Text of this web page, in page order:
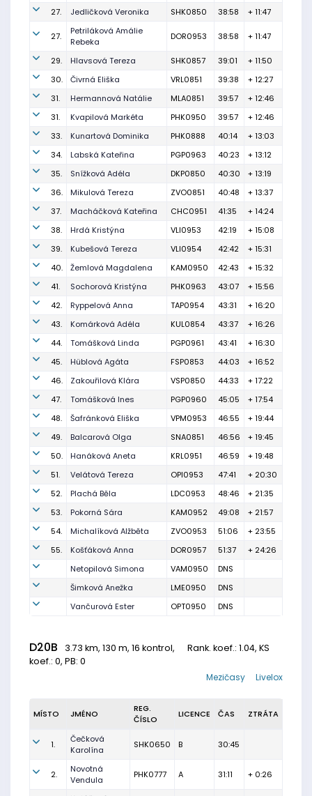
27.
Jedličková Veronika SHK0850 38:58 + 11:47
27.
Petriláková Amálie
Rebeka
DOR0953 38:58 + 11:47
29. Hlavsová Tereza SHK0857 39:01
+ 11:50
30.
Čivrná Eliška VRL0851 39:38
+ 12:27
31.
Hermannová Natálie MLA0851 39:57
+ 12:46
31.
Kvapilová Markéta PHK0950 39:57
+ 12:46
33.
Kunartová Dominika PHK0888 40:14
+ 13:03
34.
Labská Kateřina PGP0963 40:23
+ 13:12
35.
Snížková Adéla DKP0850 40:30
+ 13:19
36.
Mikulová Tereza ZVO0851 40:48
+ 13:37
37.
Macháčková Kateřina CHC0951 41:35
+ 14:24
38.
Hrdá Kristýna VLI0953 42:19
+ 15:08
39.
Kubešová Tereza VLI0954 42:42
+ 15:31
40.
Žemlová Magdalena KAM0950 42:43
+ 15:32
41.
Sochorová Kristýna PHK0963 43:07
+ 15:56
42.
Ryppelová Anna TAP0954 43:31
+ 16:20
43.
Komárková Adéla KUL0854 43:37
+ 16:26
44.
Tomášková Linda PGP0961 43:41
+ 16:30
45.
Hüblová Agáta FSP0853 44:03
+ 16:52
46.
Zakouřilová Klára VSP0850 44:33
+ 17:22
47.
Tomášková Ines PGP0960 45:05
+ 17:54
48.
Šafránková Eliška VPM0953 46:55
+ 19:44
49.
Balcarová Olga SNA0851 46:56
+ 19:45
50.
Hanáková Aneta KRL0951 46:59
+ 19:48
51.
Velátová Tereza OPI0953 47:41
+ 20:30
52.
Plachá Běla LDC0953 48:46
+ 21:35
53.
Pokorná Sára KAM0952 49:08
+ 21:57
54.
Michalíková Alžběta ZVO0953 51:06
+ 23:55
55.
Košťáková Anna DOR0957 51:37
+ 24:26
Netopilová Simona
VAM0950
DNS
Šimková Anežka
LME0950
DNS
Vančurová Ester
OPT0950 DNS
D20B 3.73 km, 130 m, 16 kontrol, Rank. koef.: 1.04, KS
koef.: 0, PB: 0
Livelox
Mezičasy
MÍSTO JMÉNO
REG.
ČÍSLO
LICENCE ČAS ZTRÁTA
1.
Čečková
Karolína
SHK0650 B 30:45
2.
Novotná
Vendula
PHK0777 A 31:11 + 0:26